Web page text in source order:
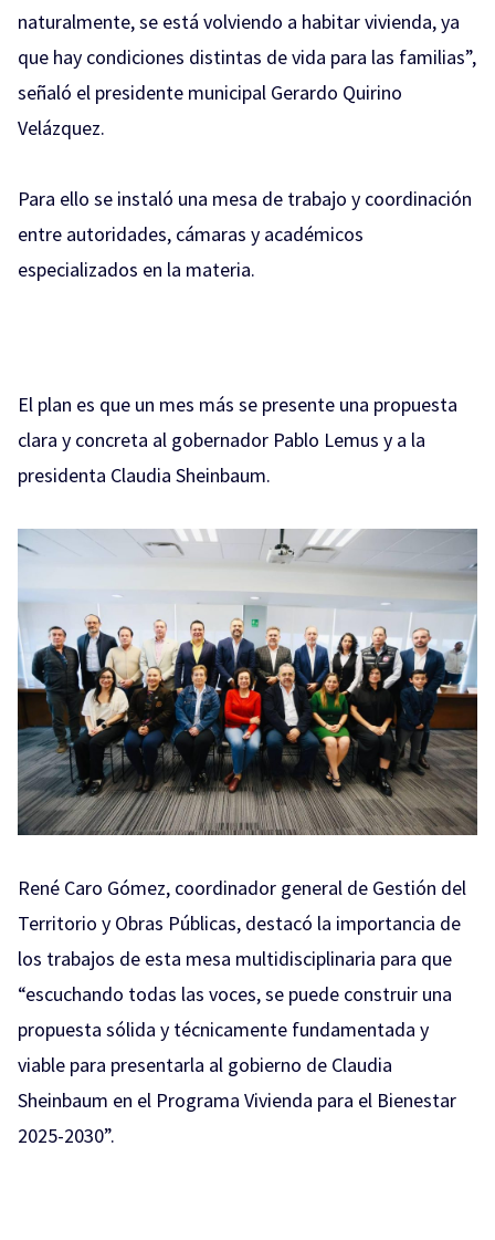
naturalmente, se está volviendo a habitar vivienda, ya
que hay condiciones distintas de vida para las familias”,
señaló el presidente municipal Gerardo Quirino
Velázquez.
Para ello se instaló una mesa de trabajo y coordinación
entre autoridades, cámaras y académicos
especializados en la materia.
El plan es que un mes más se presente una propuesta
clara y concreta al gobernador Pablo Lemus y a la
presidenta Claudia Sheinbaum.
René Caro Gómez, coordinador general de Gestión del
Territorio y Obras Públicas, destacó la importancia de
los trabajos de esta mesa multidisciplinaria para que
“escuchando todas las voces, se puede construir una
propuesta sólida y técnicamente fundamentada y
viable para presentarla al gobierno de Claudia
Sheinbaum en el Programa Vivienda para el Bienestar
2025-2030”.